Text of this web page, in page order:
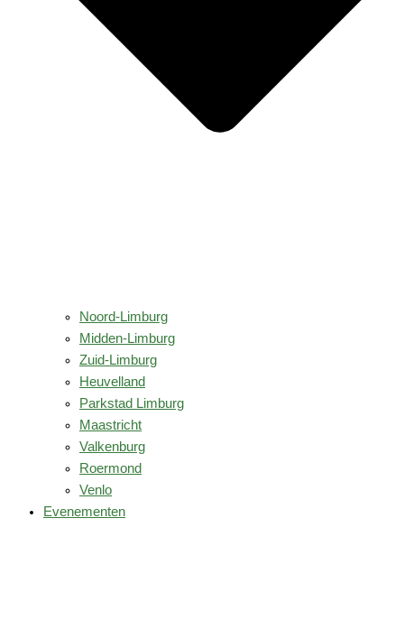
Noord-Limburg
Midden-Limburg
Zuid-Limburg
Heuvelland
Parkstad Limburg
Maastricht
Valkenburg
Roermond
Venlo
Evenementen